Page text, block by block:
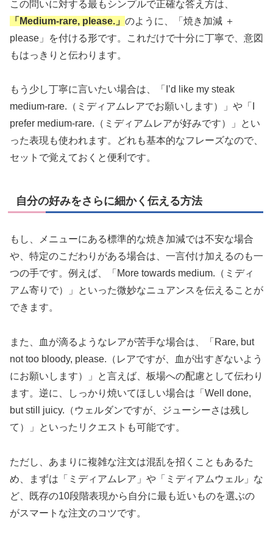
この問いに対する最もシンプルで正確な答え方は、
「Medium-rare, please.」 のように、「焼き加減 ＋
please」を付ける形です。これだけで十分に丁寧で、意図
もはっきりと伝わります。
もう少し丁寧に言いたい場合は、「I’d like my steak
medium-rare.（ミディアムレアでお願いします）」や「I
prefer medium-rare.（ミディアムレアが好みです）」とい
った表現も使われます。どれも基本的なフレーズなので、
セットで覚えておくと便利です。
自分の好みをさらに細かく伝える方法
もし、メニューにある標準的な焼き加減では不安な場合
や、特定のこだわりがある場合は、一言付け加えるのも一
つの手です。例えば、「More towards medium.（ミディ
アム寄りで）」といった微妙なニュアンスを伝えることが
できます。
また、血が滴るようなレアが苦手な場合は、「Rare, but
not too bloody, please.（レアですが、血が出すぎないよう
にお願いします）」と言えば、板場への配慮として伝わり
ます。逆に、しっかり焼いてほしい場合は「Well done,
but still juicy.（ウェルダンですが、ジューシーさは残し
て）」といったリクエストも可能です。
ただし、あまりに複雑な注文は混乱を招くこともあるた
め、まずは「ミディアムレア」や「ミディアムウェル」な
ど、既存の10段階表現から自分に最も近いものを選ぶの
がスマートな注文のコツです。